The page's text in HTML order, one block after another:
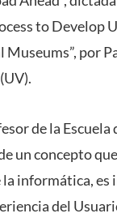
to Develop
por
de la
un concepto
la informática, es
del